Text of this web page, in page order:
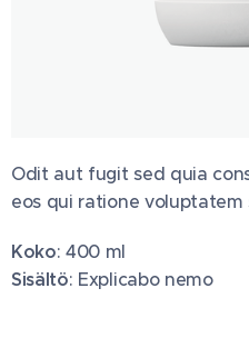
Odit aut fugit sed quia
eos qui ratione
Koko: 400 ml
Sisältö: Explicabo nemo